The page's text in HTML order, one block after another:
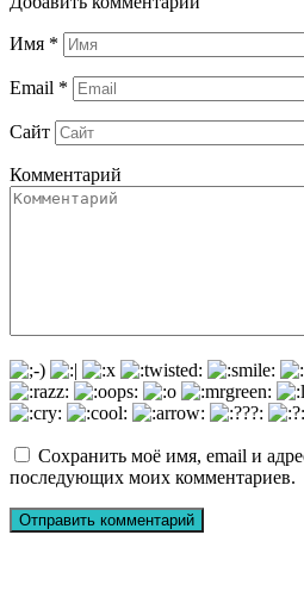
Имя *
Email *
Сайт
Комментарий
Сохранить моё имя, email и
последующих моих комментариев.